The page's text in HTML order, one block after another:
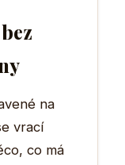
na
vrací
co má